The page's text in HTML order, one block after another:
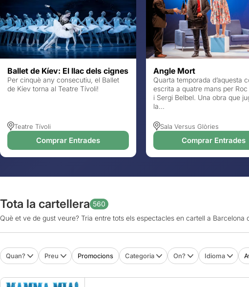
Ballet de Kíev: El llac dels cignes
Per cinquè any consecutiu, el Ballet
de Kíev torna al Teatre Tívoli!
Teatre Tívoli
Comprar Entrades
Angle Mort
Quarta temporada d’aquesta
escrita a quatre mans per Roc
i Sergi Belbel. Una obra que
la...
Sala Versus Glòries
Comprar Entrades
Tota la cartellera 560
Què et ve de gust veure? Tria entre tots els espectacles en cartell a
Quan? Preu Promocions Categoria On? Idioma